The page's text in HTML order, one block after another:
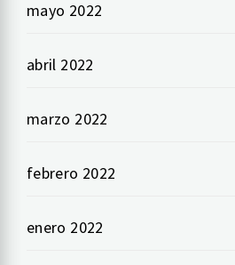
mayo 2022
abril 2022
marzo 2022
febrero 2022
enero 2022